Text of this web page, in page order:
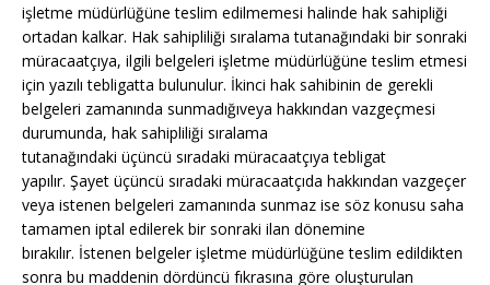
işletme müdürlüğüne teslim edilmemesi halinde hak sahipliği
ortadan kalkar. Hak sahipliliği sıralama tutanağındaki bir sonraki
müracaatçıya, ilgili belgeleri işletme müdürlüğüne teslim etmesi
için yazılı tebligatta bulunulur. İkinci hak sahibinin de gerekli
belgeleri zamanında sunmadığıveya hakkından vazgeçmesi
durumunda, hak sahipliliği sıralama
tutanağındaki üçüncü sıradaki müracaatçıya tebligat
yapılır. Şayet üçüncü sıradaki müracaatçıda hakkından vazgeçer
veya istenen belgeleri zamanında sunmaz ise söz konusu saha
tamamen iptal edilerek bir sonraki ilan dönemine
bırakılır. İstenen belgeler işletme müdürlüğüne teslim edildikten
sonra bu maddenin dördüncü fıkrasına göre oluşturulan